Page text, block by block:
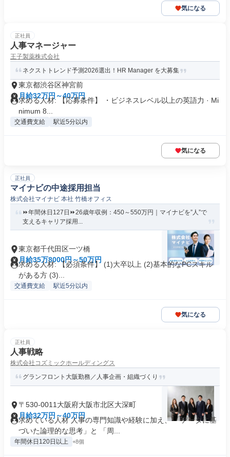
気になる
正社員
人事マネージャー
王子製薬株式会社
ネクストトレンド予測2026選出！HR Manager を大募集
東京都渋谷区神宮前
月給32万円～40万円
求める人材: 【応募条件】 ・ビジネスレベル以上の英語力 · Mi
nimum 8...
交通費支給 駅近5分以内
気になる
正社員
マイナビの中途採用担当
株式会社マイナビ 本社 竹橋オフィス
⏩年間休日127日⏩26歳年収例：450～550万円｜マイナビを”人”で
支えるキャリア採用...
東京都千代田区一ツ橋
月給35万8000円～50万円
求める人材: 【必須条件】 (1)大卒以上 (2)基本的なPCスキル
がある方 (3)...
交通費支給 駅近5分以内
気になる
正社員
人事戦略
株式会社コズミックホールディングス
グランフロント大阪勤務／人事企画・組織づくり
〒530-0011大阪府大阪市北区大深町
月給32万円～40万円
求めている人材 人事の専門知識や経験に加え、 「データに基
づいた論理的な思考」と 「周...
年間休日120日以上 +8個